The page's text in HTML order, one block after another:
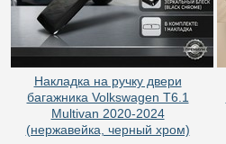
Накладка на ручку двери
багажника Volkswagen T6.1
Multivan 2020-2024
(нержавейка, черный хром)